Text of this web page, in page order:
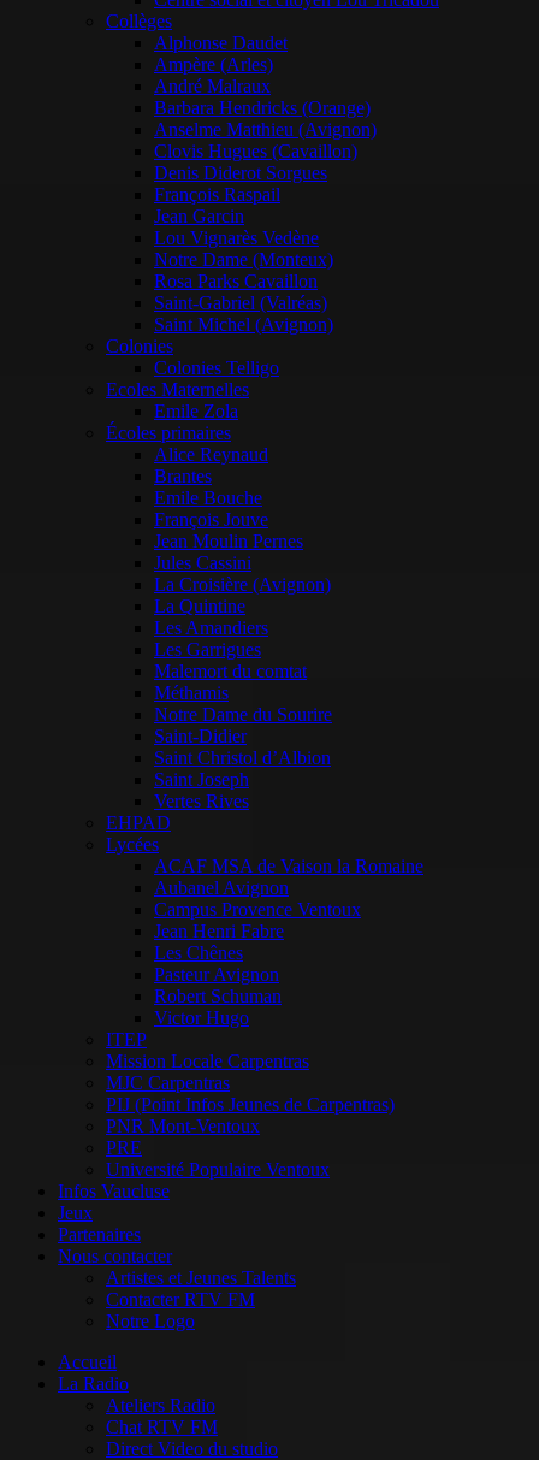
Collèges
Alphonse Daudet
Ampère (Arles)
André Malraux
Barbara Hendricks (Orange)
Anselme Matthieu (Avignon)
Clovis Hugues (Cavaillon)
Denis Diderot Sorgues
François Raspail
Jean Garcin
Lou Vignarès Vedène
Notre Dame (Monteux)
Rosa Parks Cavaillon
Saint-Gabriel (Valréas)
Saint Michel (Avignon)
Colonies
Colonies Telligo
Ecoles Maternelles
Emile Zola
Écoles primaires
Alice Reynaud
Brantes
Emile Bouche
François Jouve
Jean Moulin Pernes
Jules Cassini
La Croisière (Avignon)
La Quintine
Les Amandiers
Les Garrigues
Malemort du comtat
Méthamis
Notre Dame du Sourire
Saint-Didier
Saint Christol d’Albion
Saint Joseph
Vertes Rives
EHPAD
Lycées
ACAF MSA de Vaison la Romaine
Aubanel Avignon
Campus Provence Ventoux
Jean Henri Fabre
Les Chênes
Pasteur Avignon
Robert Schuman
Victor Hugo
ITEP
Mission Locale Carpentras
MJC Carpentras
PIJ (Point Infos Jeunes de Carpentras)
PNR Mont-Ventoux
PRE
Université Populaire Ventoux
Infos Vaucluse
Jeux
Partenaires
Nous contacter
Artistes et Jeunes Talents
Contacter RTV FM
Notre Logo
Accueil
La Radio
Ateliers Radio
Chat RTV FM
Direct Video du studio